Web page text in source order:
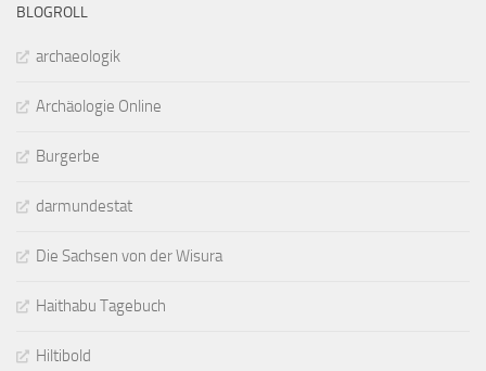
BLOGROLL
archaeologik
Archäologie Online
Burgerbe
darmundestat
Die Sachsen von der Wisura
Haithabu Tagebuch
Hiltibold